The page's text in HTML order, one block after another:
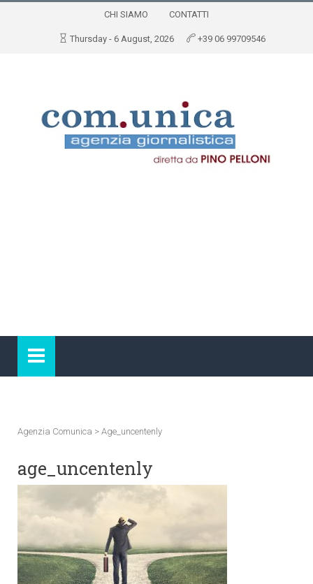
CHI SIAMO CONTATTI
Thursday - 6 August, 2026 +39 06 99709546
Agenzia Comunica > Age_uncentenly
age_uncentenly